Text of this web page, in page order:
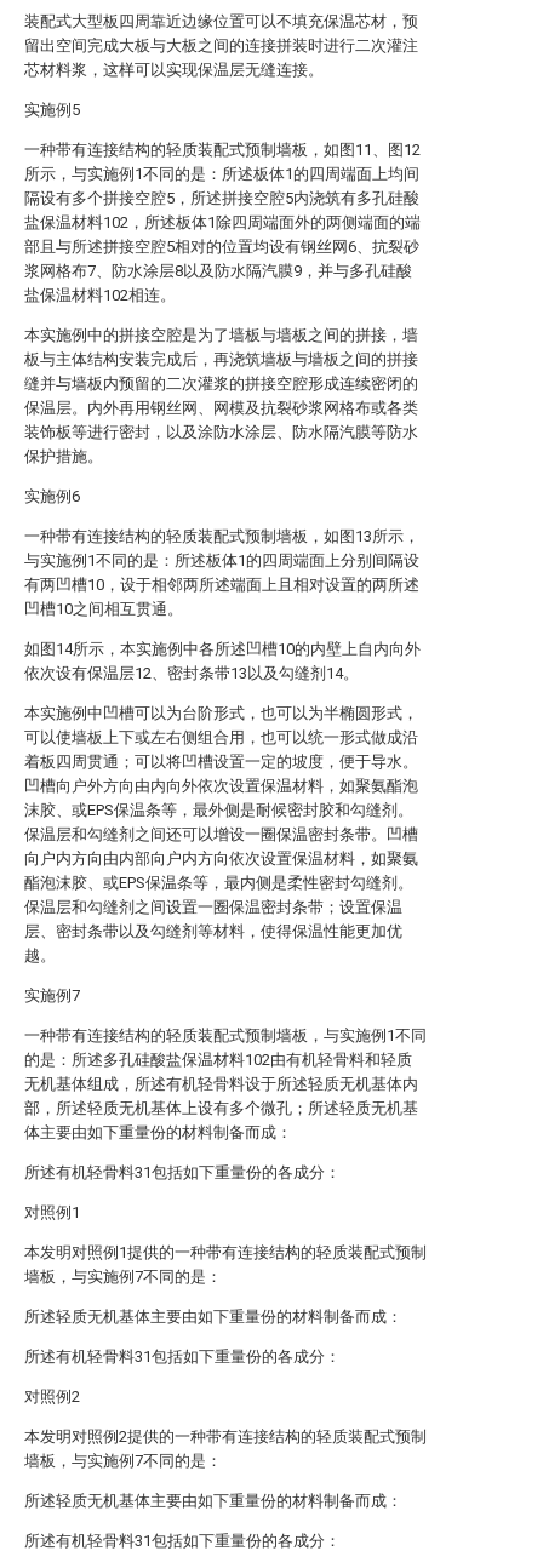
装配式大型板四周靠近边缘位置可以不填充保温芯材，预
留出空间完成大板与大板之间的连接拼装时进行二次灌注
芯材料浆，这样可以实现保温层无缝连接。
实施例5
一种带有连接结构的轻质装配式预制墙板，如图11、图12
所示，与实施例1不同的是：所述板体1的四周端面上均间
隔设有多个拼接空腔5，所述拼接空腔5内浇筑有多孔硅酸
盐保温材料102，所述板体1除四周端面外的两侧端面的端
部且与所述拼接空腔5相对的位置均设有钢丝网6、抗裂砂
浆网格布7、防水涂层8以及防水隔汽膜9，并与多孔硅酸
盐保温材料102相连。
本实施例中的拼接空腔是为了墙板与墙板之间的拼接，墙
板与主体结构安装完成后，再浇筑墙板与墙板之间的拼接
缝并与墙板内预留的二次灌浆的拼接空腔形成连续密闭的
保温层。内外再用钢丝网、网模及抗裂砂浆网格布或各类
装饰板等进行密封，以及涂防水涂层、防水隔汽膜等防水
保护措施。
实施例6
一种带有连接结构的轻质装配式预制墙板，如图13所示，
与实施例1不同的是：所述板体1的四周端面上分别间隔设
有两凹槽10，设于相邻两所述端面上且相对设置的两所述
凹槽10之间相互贯通。
如图14所示，本实施例中各所述凹槽10的内壁上自内向外
依次设有保温层12、密封条带13以及勾缝剂14。
本实施例中凹槽可以为台阶形式，也可以为半椭圆形式，
可以使墙板上下或左右侧组合用，也可以统一形式做成沿
着板四周贯通；可以将凹槽设置一定的坡度，便于导水。
凹槽向户外方向由内向外依次设置保温材料，如聚氨酯泡
沫胶、或EPS保温条等，最外侧是耐候密封胶和勾缝剂。
保温层和勾缝剂之间还可以增设一圈保温密封条带。凹槽
向户内方向由内部向户内方向依次设置保温材料，如聚氨
酯泡沫胶、或EPS保温条等，最内侧是柔性密封勾缝剂。
保温层和勾缝剂之间设置一圈保温密封条带；设置保温
层、密封条带以及勾缝剂等材料，使得保温性能更加优
越。
实施例7
一种带有连接结构的轻质装配式预制墙板，与实施例1不同
的是：所述多孔硅酸盐保温材料102由有机轻骨料和轻质
无机基体组成，所述有机轻骨料设于所述轻质无机基体内
部，所述轻质无机基体上设有多个微孔；所述轻质无机基
体主要由如下重量份的材料制备而成：
所述有机轻骨料31包括如下重量份的各成分：
对照例1
本发明对照例1提供的一种带有连接结构的轻质装配式预制
墙板，与实施例7不同的是：
所述轻质无机基体主要由如下重量份的材料制备而成：
所述有机轻骨料31包括如下重量份的各成分：
对照例2
本发明对照例2提供的一种带有连接结构的轻质装配式预制
墙板，与实施例7不同的是：
所述轻质无机基体主要由如下重量份的材料制备而成：
所述有机轻骨料31包括如下重量份的各成分：